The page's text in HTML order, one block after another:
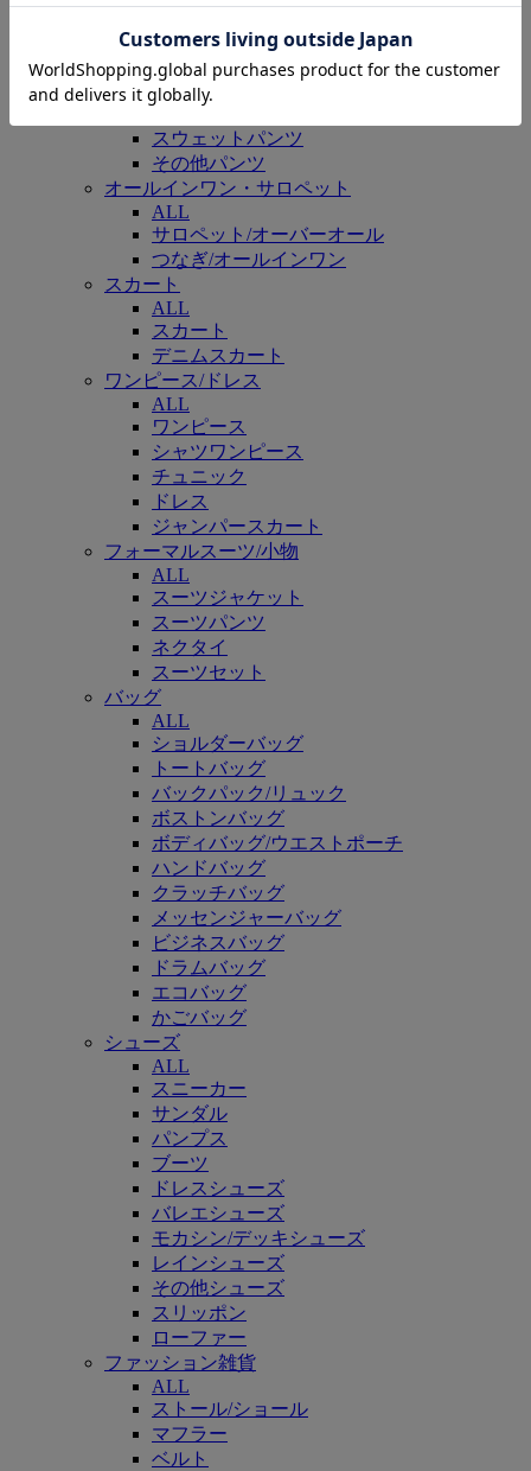
デニムパンツ
カーゴパンツ
チノパンツ
スウェットパンツ
その他パンツ
オールインワン・サロペット
ALL
サロペット/オーバーオール
つなぎ/オールインワン
スカート
ALL
スカート
デニムスカート
ワンピース/ドレス
ALL
ワンピース
シャツワンピース
チュニック
ドレス
ジャンパースカート
フォーマルスーツ/小物
ALL
スーツジャケット
スーツパンツ
ネクタイ
スーツセット
バッグ
ALL
ショルダーバッグ
トートバッグ
バックパック/リュック
ボストンバッグ
ボディバッグ/ウエストポーチ
ハンドバッグ
クラッチバッグ
メッセンジャーバッグ
ビジネスバッグ
ドラムバッグ
エコバッグ
かごバッグ
シューズ
ALL
スニーカー
サンダル
パンプス
ブーツ
ドレスシューズ
バレエシューズ
モカシン/デッキシューズ
レインシューズ
その他シューズ
スリッポン
ローファー
ファッション雑貨
ALL
ストール/ショール
マフラー
ベルト